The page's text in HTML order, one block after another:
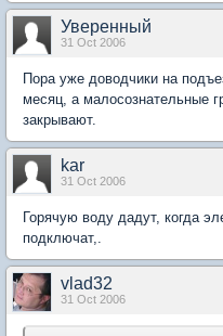
Уверенный
31 Oct 2006
Пора уже доводчики на
месяц, а малосознательные
закрывают.
kar
31 Oct 2006
Горячую воду дадут, когда
подключат,.
vlad32
31 Oct 2006